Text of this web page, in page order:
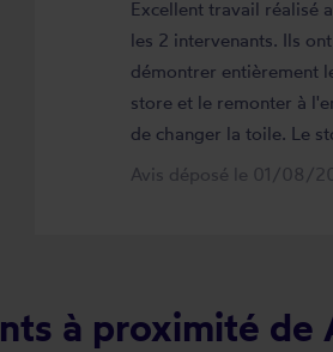
Excellent travail réalisé
les 2 intervenants. Ils
démontrer entièrement
store et le remonter à
de changer la toile. Le
maintenant comme neuf,
Avis déposé le 01/08/
à proximité de